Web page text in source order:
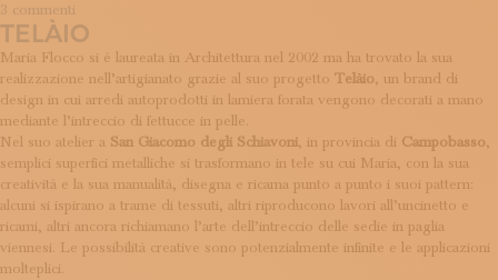
3 commenti
Vibel
Design
TELÀIO
Maria Flocco si è laureata in Architettura nel 2002 ma ha trovato la sua
realizzazione nell’artigianato grazie al suo progetto Telàio, un brand di
design in cui arredi autoprodotti in lamiera forata vengono decorati a mano
mediante l’intreccio di fettucce in pelle.
Nel suo atelier a San Giacomo degli Schiavoni, in provincia di Campobasso,
semplici superfici metalliche si trasformano in tele su cui Maria, con la sua
creatività e la sua manualità, disegna e ricama punto a punto i suoi pattern:
alcuni si ispirano a trame di tessuti, altri riproducono lavori all’uncinetto e
ricami, altri ancora richiamano l’arte dell’intreccio delle sedie in paglia
viennesi. Le possibilità creative sono potenzialmente infinite e le applicazioni
molteplici.